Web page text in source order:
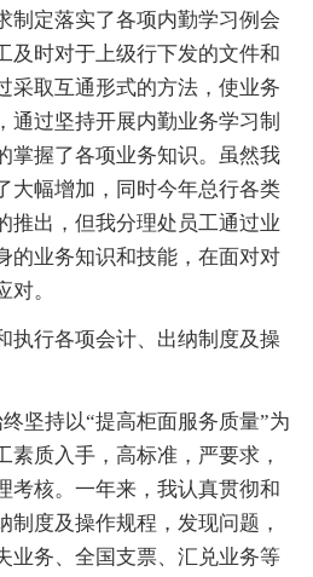
制定落实了各项内勤学习例会
及时对于上级行下发的文件和
采取互通形式的方法，使业务
通过坚持开展内勤业务学习制
掌握了各项业务知识。虽然我
大幅增加，同时今年总行各类
推出，但我分理处员工通过业
的业务知识和技能，在面对对
。
行各项会计、出纳制度及操
坚持以“提高柜面服务质量”为
素质入手，高标准，严要求，
考核。一年来，我认真贯彻和
制度及操作规程，发现问题，
业务、全国支票、汇兑业务等